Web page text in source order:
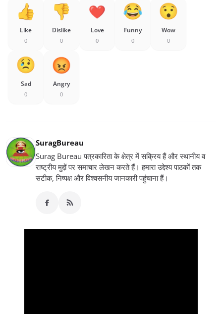
Like
0
Dislike
0
Love
0
Funny
0
Wow
0
Sad
0
Angry
0
SuragBureau
Surag Bureau पत्रकारिता के क्षेत्र में सक्रिय हैं और स्थानीय व
राष्ट्रीय मुद्दों पर समाचार लेखन करते हैं। हमारा उद्देश्य पाठकों तक
सटीक, निष्पक्ष और विश्वसनीय जानकारी पहुंचाना हैं।